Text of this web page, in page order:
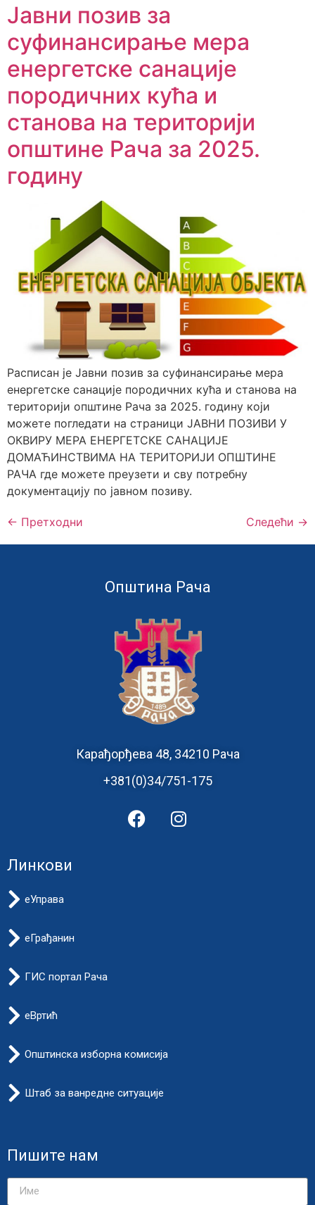
Јавни позив за
суфинансирање мера
енергетске санације
породичних кућа и
станова на територији
општинe Рача за 2025.
годину
Расписан је Јавни позив за суфинансирање мера
енергетске санације породичних кућа и станова на
територији општинe Рача за 2025. годину који
можете погледати на страници ЈАВНИ ПОЗИВИ У
ОКВИРУ МЕРА ЕНЕРГЕТСКЕ САНАЦИЈЕ
ДОМАЋИНСТВИМА НА ТЕРИТОРИЈИ ОПШТИНЕ
РАЧА где можете преузети и сву потребну
документацију по јавном позиву.
← Претходни Следећи →
Општина Рача
Карађорђева 48, 34210 Рача
+381(0)34/751-175
Линкови
еУправа
еГрађанин
ГИС портал Рача
еВртић
Општинска изборна комисија
Штаб за ванредне ситуације
Пишите нам